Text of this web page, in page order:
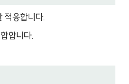
적응합니다.
합니다.